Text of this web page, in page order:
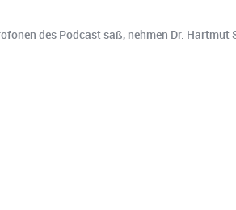
des Podcast saß, nehmen Dr.